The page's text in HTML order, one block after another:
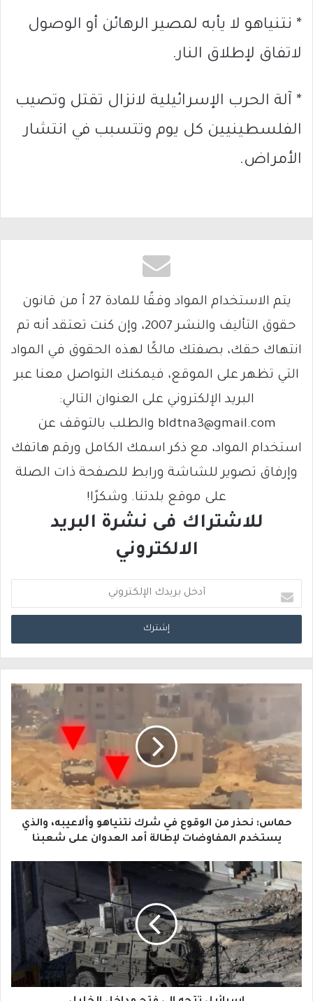
* نتنياهو لا يأبه لمصير الرهائن أو الوصول
لاتفاق لإطلاق النار.
* آلة الحرب الإسرائيلية لانزال تقتل وتصيب
الفلسطينيين كل يوم وتتسبب في انتشار
الأمراض.
يتم الاستخدام المواد وفقًا للمادة 27 أ من قانون
حقوق التأليف والنشر 2007، وإن كنت تعتقد أنه تم
انتهاك حقك، بصفتك مالكًا لهذه الحقوق في المواد
التي تظهر على الموقع، فيمكنك التواصل معنا عبر
البريد الإلكتروني على العنوان التالي:
bldtna3@gmail.com والطلب بالتوقف عن
استخدام المواد، مع ذكر اسمك الكامل ورقم هاتفك
وإرفاق تصوير للشاشة ورابط للصفحة ذات الصلة
على موقع بلدتنا. وشكرًا!
للاشتراك فى نشرة البريد
الالكتروني
د
خ
ك
ا
إ
ل
ك
ت
ر
و
حماس: نحذر من الوقوع في شرك نتنياهو وألاعيبه، والذي
يستخدم المفاوضات لإطالة أمد العدوان على شعبنا